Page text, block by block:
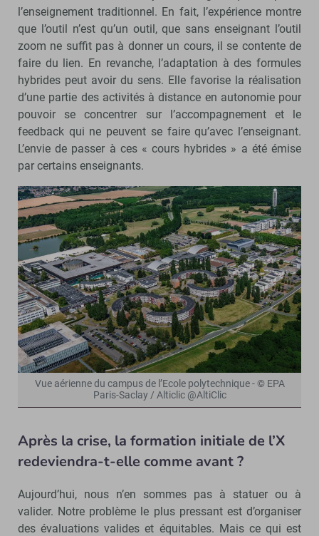
l’enseignement traditionnel. En fait, l’expérience montre
que l’outil n’est qu’un outil, que sans enseignant l’outil
zoom ne suffit pas à donner un cours, il se contente de
faire du lien. En revanche, l’adaptation à des formules
hybrides peut avoir du sens. Elle favorise la réalisation
d’une partie des activités à distance en autonomie pour
pouvoir se concentrer sur l’accompagnement et le
feedback qui ne peuvent se faire qu’avec l’enseignant.
L’envie de passer à ces « cours hybrides » a été émise
par certains enseignants.
Vue aérienne du campus de l’Ecole polytechnique - © EPA
Paris-Saclay / Alticlic @AltiClic
Après la crise, la formation initiale de l’X
redeviendra-t-elle comme avant ?
Aujourd’hui, nous n’en sommes pas à statuer ou à
valider. Notre problème le plus pressant est d’organiser
des évaluations valides et équitables. Mais ce qui est